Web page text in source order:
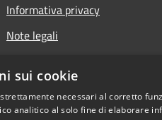
Informativa privacy
Note legali
Whistleblowing
sui cookie
necessari al corretto
analitico al solo fine di elaborare